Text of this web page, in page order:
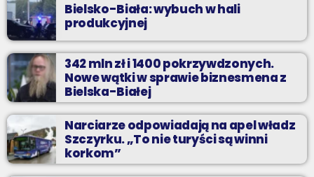
Bielsko-Biała: wybuch w hali
produkcyjnej
342 mln zł i 1400 pokrzywdzonych.
Nowe wątki w sprawie biznesmena z
Bielska-Białej
Narciarze odpowiadają na apel władz
Szczyrku. „To nie turyści są winni
korkom”